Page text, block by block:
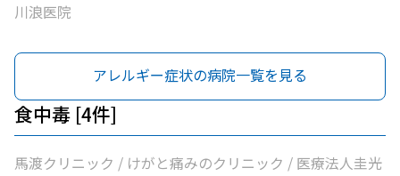
川浪医院
アレルギー症状の病院一覧を見る
食中毒 [4件]
馬渡クリニック / けがと痛みのクリニック / 医療法人圭光